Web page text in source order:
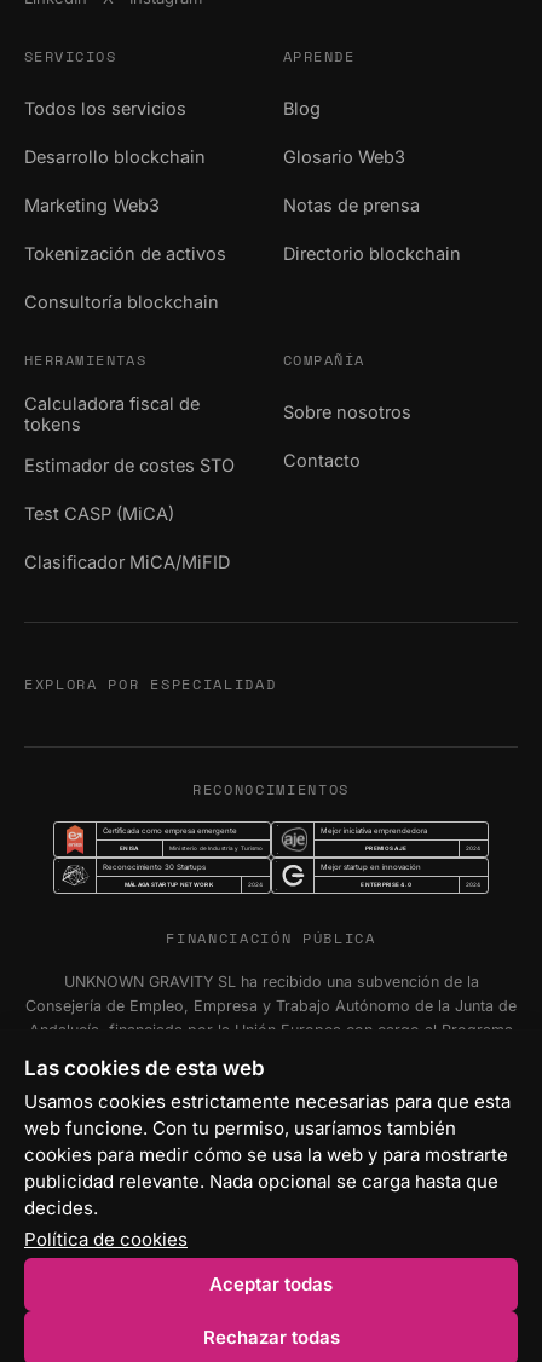
SERVICIOS
Todos los servicios
Desarrollo blockchain
Marketing Web3
Tokenización de activos
Consultoría blockchain
APRENDE
Blog
Glosario Web3
Notas de prensa
Directorio blockchain
HERRAMIENTAS
Calculadora fiscal de
tokens
Estimador de costes STO
Test CASP (MiCA)
Clasificador MiCA/MiFID
COMPAÑÍA
Sobre nosotros
Contacto
EXPLORA POR ESPECIALIDAD
RECONOCIMIENTOS
Certificada como empresa emergente
ENISA Ministerio de Industria y Turismo
Mejor iniciativa emprendedora
PREMIOS AJE 2024
Reconocimiento 30 Startups
MÁLAGA STARTUP NETWORK 2024
Mejor startup en innovación
ENTERPRISE 4.0 2024
FINANCIACIÓN PÚBLICA
UNKNOWN GRAVITY SL ha recibido una subvención de la
Consejería de Empleo, Empresa y Trabajo Autónomo de la Junta de
Andalucía, financiada por la Unión Europea con cargo al Programa
de la contratación en el ámbito de la Comunidad Autónoma de
Andalucía. Programa Emplea-T Línea 2. Incentivo a la segunda o
sucesivas contrataciones indefinidas ordinarias por parte de
personas trabajadoras autónomas, y a cualquier contratación
indefinida ordinaria por parte de Pymes.
© 2026 Unknown Gravity S.L. — Málaga, ES
Las cookies de esta web
Usamos cookies estrictamente necesarias para que esta
web funcione. Con tu permiso, usaríamos también
cookies para medir cómo se usa la web y para mostrarte
publicidad relevante. Nada opcional se carga hasta que
decides.
Política de cookies
Aceptar todas
Rechazar todas